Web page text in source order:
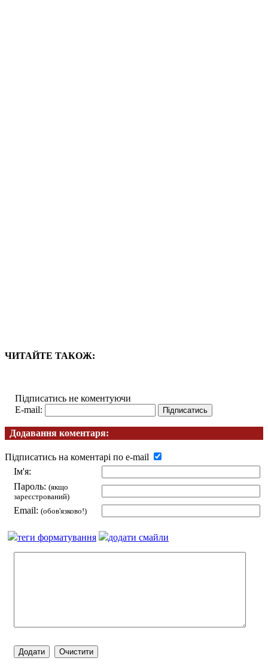
ЧИТАЙТЕ ТАКОЖ:
Підписатись не коментуючи
E-mail:
Додавання коментаря:
Підписатись на коментарі по e-mail
Ім'я:
Пароль: (якщо
зареєстрований)
Email: (обов'язково!)
теги форматування додати смайли